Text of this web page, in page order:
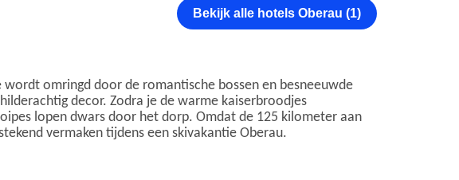
Bekijk alle hotels Oberau (1)
omringd door de romantische bossen en besneeuwde
decor. Zodra je de warme kaiserbroodjes
lopen dwars door het dorp. Omdat de 125 kilometer aan
vermaken tijdens een skivakantie Oberau.